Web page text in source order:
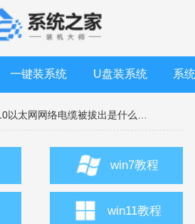
一键装系统 U盘装系统 系
win7教程
win11教程